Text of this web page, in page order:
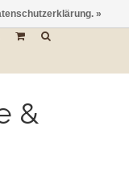
&
»